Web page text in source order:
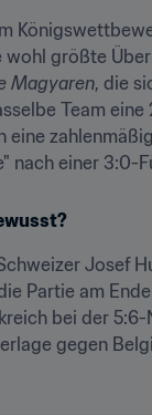
Magyaren, die
Team
eine
nach einer 3:0-
Josef
Partie am
bei der
gegen